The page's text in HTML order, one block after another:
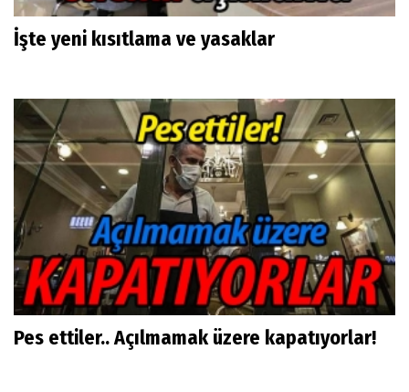
İşte yeni kısıtlama ve yasaklar
Pes ettiler.. Açılmamak üzere kapatıyorlar!